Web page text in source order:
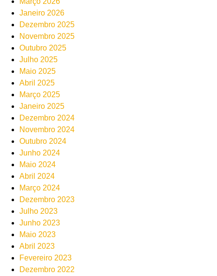
Janeiro 2026
Dezembro 2025
Novembro 2025
Outubro 2025
Julho 2025
Maio 2025
Abril 2025
Março 2025
Janeiro 2025
Dezembro 2024
Novembro 2024
Outubro 2024
Junho 2024
Maio 2024
Abril 2024
Março 2024
Dezembro 2023
Julho 2023
Junho 2023
Maio 2023
Abril 2023
Fevereiro 2023
Dezembro 2022